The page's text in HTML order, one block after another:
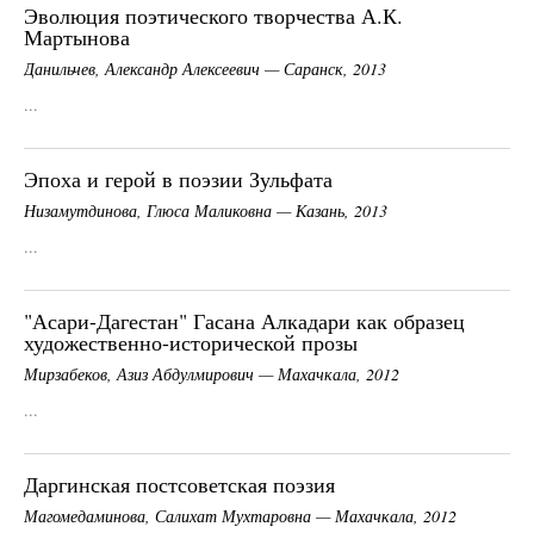
Эволюция поэтического творчества А.К.
Мартынова
Данильчев, Александр Алексеевич — Саранск, 2013
...
Эпоха и герой в поэзии Зульфата
Низамутдинова, Глюса Маликовна — Казань, 2013
...
"Асари-Дагестан" Гасана Алкадари как образец
художественно-исторической прозы
Мирзабеков, Азиз Абдулмирович — Махачкала, 2012
...
Даргинская постсоветская поэзия
Магомедаминова, Салихат Мухтаровна — Махачкала, 2012